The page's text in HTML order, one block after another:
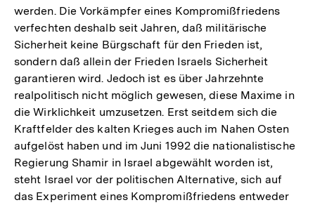
werden. Die Vorkämpfer eines Kompromißfriedens
verfechten deshalb seit Jahren, daß militärische
Sicherheit keine Bürgschaft für den Frieden ist,
sondern daß allein der Frieden Israels Sicherheit
garantieren wird. Jedoch ist es über Jahrzehnte
realpolitisch nicht möglich gewesen, diese Maxime in
die Wirklichkeit umzusetzen. Erst seitdem sich die
Kraftfelder des kalten Krieges auch im Nahen Osten
aufgelöst haben und im Juni 1992 die nationalistische
Regierung Shamir in Israel abgewählt worden ist,
steht Israel vor der politischen Alternative, sich auf
das Experiment eines Kompromißfriedens entweder